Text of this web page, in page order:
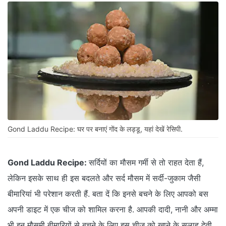
Gond Laddu Recipe: घर पर बनाएं गोंद के लड्डू, यहां देखें रेसिपी.
Gond Laddu Recipe:सर्दियों का मौसम गर्मी से तो राहत देता हैं,
लेकिन इसके साथ ही इस बदलते और सर्द मौसम में सर्दी-जुकाम जैसी
बीमारियां भी परेशान करती हैं. बता दें कि इनसे बचने के लिए आपको बस
अपनी डाइट में एक चीज को शामिल करना है. आपकी दादी, नानी और अम्मा